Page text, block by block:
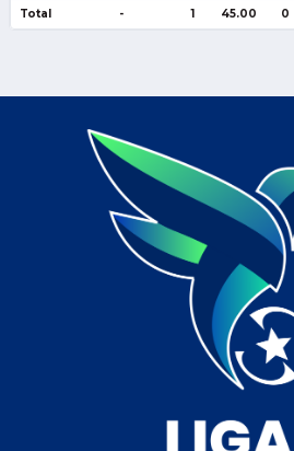
Total - 1 45.00 0